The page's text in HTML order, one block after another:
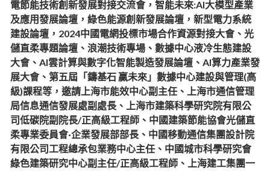
電節能技術創新發展對接交流會，智能未來:AI大模型產業
及應用發展論壇，綠色能源創新發展論壇，新型電力系統
建設論壇，2024中國電網投標市場合作資源對接大會、光
儲直柔專題論壇、浪潮技術專場、數據中心液冷生態建設
大會、AI雲計算與數字化智能製造發展論壇、AI算力產業發
展大會、第五屆「鑄基石 贏未來」數據中心建設與管理(高
級)課程等，邀請上海市能效中心副主任、上海市通信管理
局信息通信發展處副處長、上海市建築科學研究院有限公
司低碳院副院長/正高級工程師、中國建築節能協會光儲直
柔專業委員會·企業發展部部長、中國移動通信集團設計院
有限公司工程總承包業務中心主任、中國城市科學研究會
綠色建築研究中心副主任/正高級工程師、上海建工集團一